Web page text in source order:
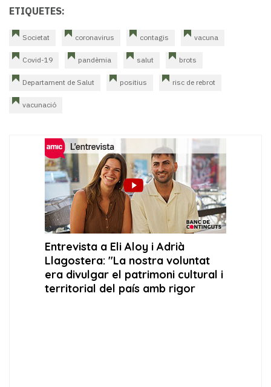
ETIQUETES:
Societat coronavirus contagis vacuna
Covid-19 pandèmia salut brots
Departament de Salut positius risc de rebrot
vacunació